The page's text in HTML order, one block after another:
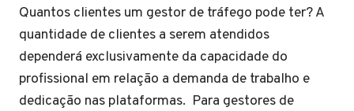
Quantos clientes um gestor de tráfego pode ter? A
quantidade de clientes a serem atendidos
dependerá exclusivamente da capacidade do
profissional em relação a demanda de trabalho e
dedicação nas plataformas. Para gestores de